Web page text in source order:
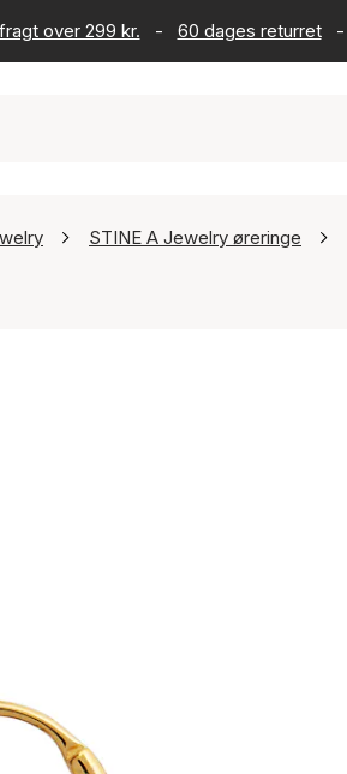
over 299 kr. - 60 dages returret -
STINE A Jewelry øreringe